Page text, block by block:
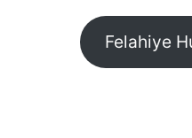
Felahiye